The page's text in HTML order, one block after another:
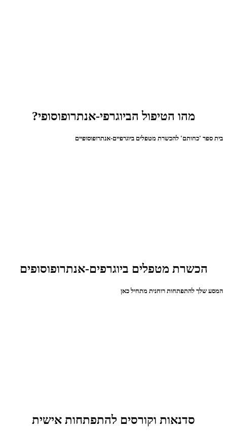
מהו הטיפול הביוגרפי-אנתרופוסופי?
בית ספר 'כחותם' להכשרת מטפלים ביוגרפיים-אנתרופוסופיים
הכשרת מטפלים ביוגרפים-אנתרופוסופים
המסע שלך להתפתחות רוחנית מתחיל כאן
סדנאות וקורסים להתפתחות אישית